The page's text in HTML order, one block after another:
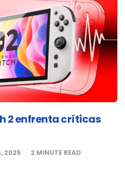
2 enfrenta críticas
2025 2 MINUTE READ